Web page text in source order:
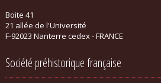
Boite 41
21 allée de l'Université
F-92023 Nanterre cedex - FRANCE
Société préhistorique française